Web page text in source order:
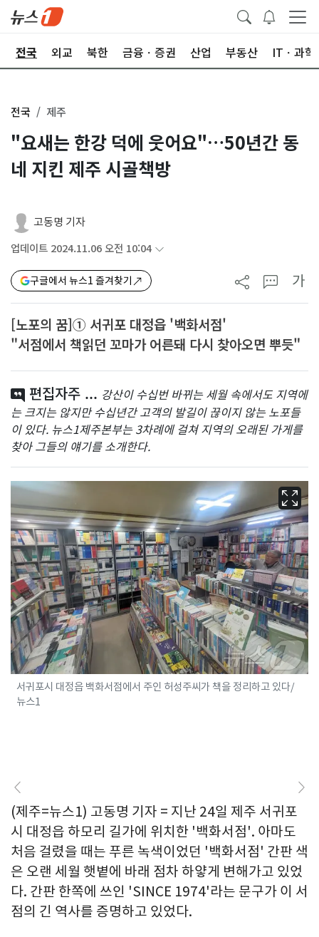
전국 외교 북한 금융ㆍ증권 산업 부동산 ITㆍ과학
전국 제주
"요새는 한강 덕에 웃어요"…50년간 동
네 지킨 제주 시골책방
고동명 기자
업데이트 2024.11.06 오전 10:04
구글에서 뉴스1 즐겨찾기 가
[노포의 꿈]① 서귀포 대정읍 '백화서점'
"서점에서 책읽던 꼬마가 어른돼 다시 찾아오면 뿌듯"
편집자주 ... 강산이 수십번 바뀌는 세월 속에서도 지역에
는 크지는 않지만 수십년간 고객의 발길이 끊이지 않는 노포들
이 있다. 뉴스1제주본부는 3차례에 걸쳐 지역의 오래된 가게를
찾아 그들의 얘기를 소개한다.
서귀포시 대정읍 백화서점에서 주인 허성주씨가 책을 정리하고 있다/
뉴스1
(제주=뉴스1) 고동명 기자 = 지난 24일 제주 서귀포
시 대정읍 하모리 길가에 위치한 '백화서점'. 아마도
처음 걸렸을 때는 푸른 녹색이었던 '백화서점' 간판 색
은 오랜 세월 햇볕에 바래 점차 하얗게 변해가고 있었
다. 간판 한쪽에 쓰인 'SINCE 1974'라는 문구가 이 서
점의 긴 역사를 증명하고 있었다.